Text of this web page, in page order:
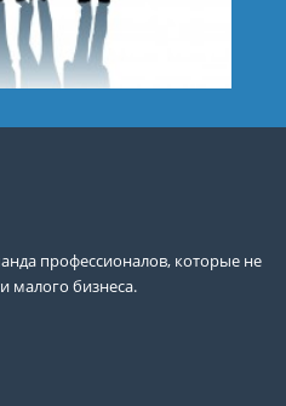
профессионалов, которые не
малого бизнеса.